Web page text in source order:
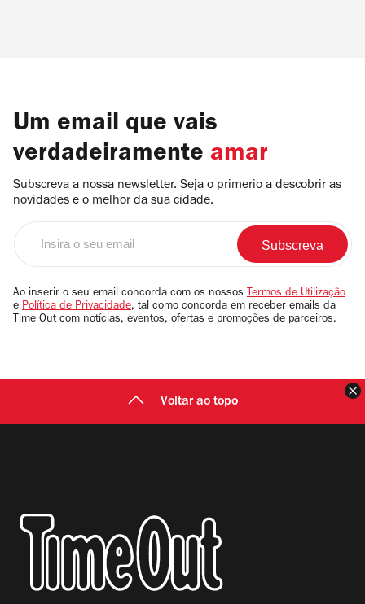
Um email que vais
verdadeiramente amar
Subscreva a nossa newsletter. Seja o primerio a descobrir as
novidades e o melhor da sua cidade.
email
Ao inserir o seu email concorda com os nossos Termos de Utilização
e Política de Privacidade, tal como concorda em receber emails da
Time Out com notícias, eventos, ofertas e promoções de parceiros.
Voltar ao topo